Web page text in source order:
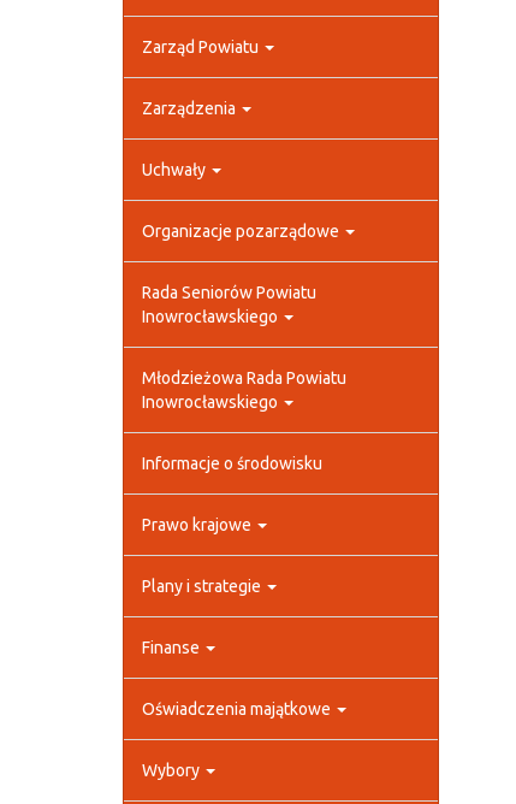
Zarząd Powiatu
Zarządzenia
Uchwały
Organizacje pozarządowe
Rada Seniorów Powiatu
Inowrocławskiego
Młodzieżowa Rada Powiatu
Inowrocławskiego
Informacje o środowisku
Prawo krajowe
Plany i strategie
Finanse
Oświadczenia majątkowe
Wybory